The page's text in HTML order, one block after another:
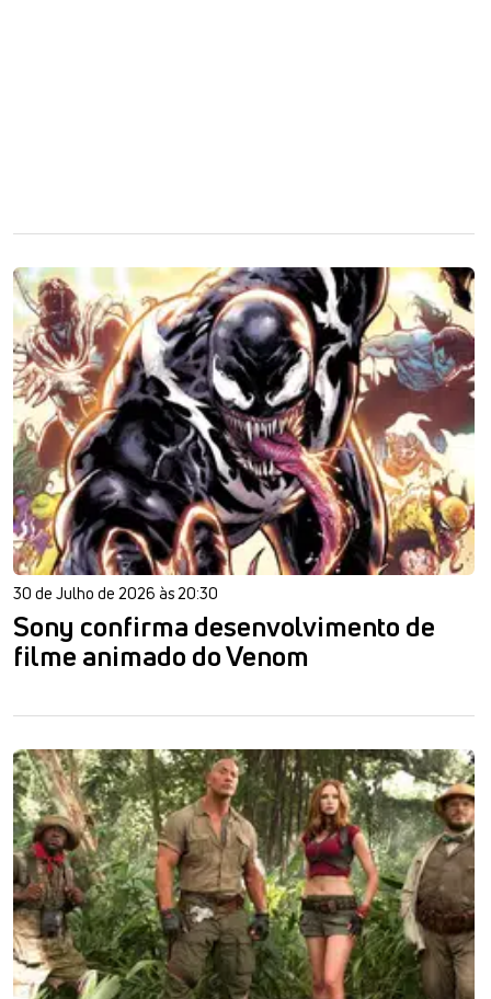
30 de Julho de 2026 às 20:30
Sony confirma desenvolvimento de
filme animado do Venom